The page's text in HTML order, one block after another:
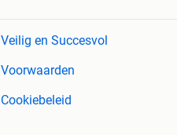
Veilig en Succesvol
Voorwaarden
Cookiebeleid